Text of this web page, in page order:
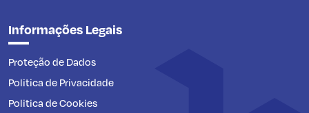
Informações Legais
Proteção de Dados
Politica de Privacidade
Politica de Cookies